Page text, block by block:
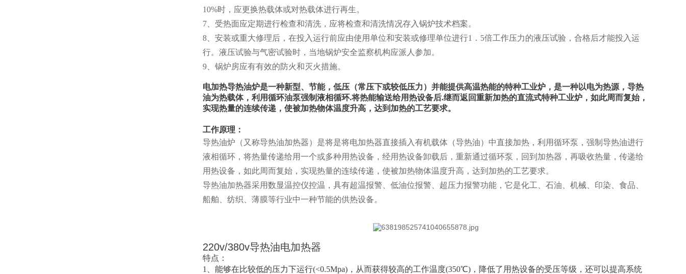
10%时，应更换热载体或对热载体进行再生。
7、受热面应定期进行检查和清洗，应将检查和清洗情况存入锅炉技术档案。
8、安装或重大修理后，在投入运行前应由使用单位和安装或修理单位进行1．5倍工作压力的液压试验，合格后才能投入运
行。液压试验与气密试验时，当地锅炉安全监察机构应派人参加。
9、锅炉房应有有效的防火和灭火措施。
电加热导热油炉是一种新型、节能，低压（常压下或较低压力）并能提供高温热能的特种工业炉，是一种以电为热源，导热
油为热载体，利用循环油泵强制液相循环.将热能输送给用热设备后.继而返回重新加热的直流式特种工业炉，如此周而复始，
实现热量的连续传递，使被加热物体温度升高，达到加热的工艺要求。
工作原理：
导热油炉（又称导热油加热器）是将是将电加热器直接插入有机载体（导热油）中直接加热，利用循环泵，强制导热油进行
液相循环，将热量传递给用一个或多种用热设备，经用热设备卸载后，重新通过循环泵，回到加热器，再吸收热量，传递给
用热设备，如此周而复始，实现热量的连续传递，使被加热物体温度升高，达到加热的工艺要求。
导热油加热器采用数显温控仪控温，具有超温报警、低油位报警、超压力报警功能，它是化工、石油、机械、印染、食品、
船舶、纺织、薄膜等行业中一种节能的供热设备。
220v/380v导热油电加热器
特点：
1、能够在比较低的压力下运行(<0.5Mpa)，从而获得较高的工作温度(350℃)，降低了用热设备的受压等级，还可以提高系统